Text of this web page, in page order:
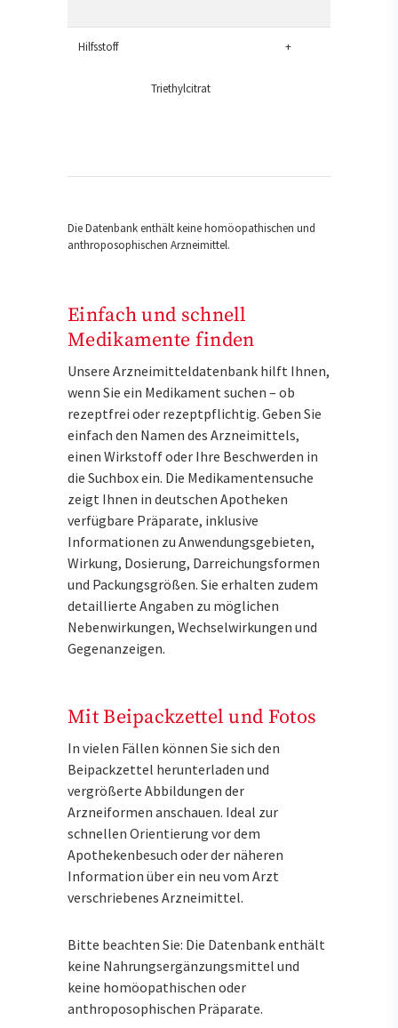
Hilfsstoff
Triethylcitrat
+
Die Datenbank enthält keine homöopathischen und
anthroposophischen Arzneimittel.
Einfach und schnell
Medikamente finden
Unsere Arzneimitteldatenbank hilft Ihnen,
wenn Sie ein Medikament suchen – ob
rezeptfrei oder rezeptpflichtig. Geben Sie
einfach den Namen des Arzneimittels,
einen Wirkstoff oder Ihre Beschwerden in
die Suchbox ein. Die Medikamentensuche
zeigt Ihnen in deutschen Apotheken
verfügbare Präparate, inklusive
Informationen zu Anwendungsgebieten,
Wirkung, Dosierung, Darreichungsformen
und Packungsgrößen. Sie erhalten zudem
detaillierte Angaben zu möglichen
Nebenwirkungen, Wechselwirkungen und
Gegenanzeigen.
Mit Beipackzettel und Fotos
In vielen Fällen können Sie sich den
Beipackzettel herunterladen und
vergrößerte Abbildungen der
Arzneiformen anschauen. Ideal zur
schnellen Orientierung vor dem
Apothekenbesuch oder der näheren
Information über ein neu vom Arzt
verschriebenes Arzneimittel.
Bitte beachten Sie: Die Datenbank enthält
keine Nahrungsergänzungsmittel und
keine homöopathischen oder
anthroposophischen Präparate.